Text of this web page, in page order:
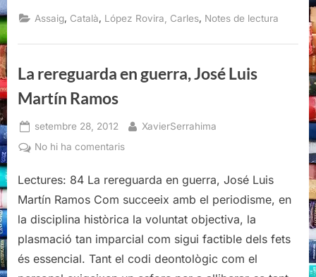
Catalunya,
de
López
Assaig Català López Rovira, Carles Notes de lectura
La rereguarda en guerra, José Luis
Martín Ramos
Posted
on
setembre 28, 2012 By
XavierSerrahima
No hi ha comentarisa
rereguarda
en
José
Luis
Martín
Lectures: 84 La rereguarda en guerra, José Luis
Martín Ramos Com succeeix amb el periodisme, en
la disciplina històrica la voluntat objectiva, la
plasmació tan imparcial com sigui factible dels fets
és essencial. Tant el codi deontològic com el